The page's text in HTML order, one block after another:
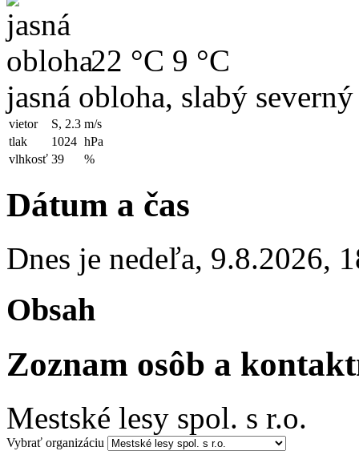
22 °C 9 °C
jasná obloha, slabý
vietor S, 2.3 m/s
tlak
1024 hPa
vlhkosť 39 %
Dátum a čas
Dnes je nedeľa, 9.8.2026,
Obsah
Zoznam osôb a
Mestské lesy spol. s r.o.
Vybrať organizáciu